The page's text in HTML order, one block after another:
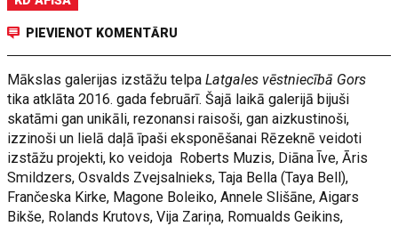
PIEVIENOT KOMENTĀRU
Mākslas galerijas izstāžu telpaLatgales vēstniecībā Gors
tika atklāta 2016. gada februārī. Šajā laikā galerijā bijuši
skatāmi gan unikāli, rezonansi raisoši, gan aizkustinoši,
izzinoši un lielā daļā īpaši eksponēšanai Rēzeknē veidoti
izstāžu projekti, ko veidoja Roberts Muzis, Diāna Īve, Āris
Smildzers, Osvalds Zvejsalnieks, Taja Bella (Taya Bell),
Frančeska Kirke, Magone Boleiko, Annele Slišāne, Aigars
Bikše, Rolands Krutovs, Vija Zariņa, Romualds Geikins,